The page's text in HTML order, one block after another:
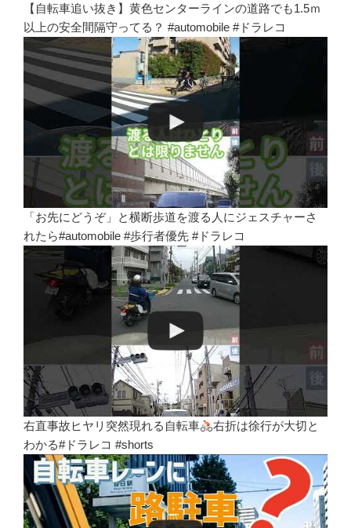
【自転車追い抜き】黄色センターラインの道路でも1.5ｍ
以上の安全間隔守ってる？ #automobile #ドラレコ
「お先にどうぞ」と横断歩道を渡る人にジェスチャーさ
れたら#automobile #歩行者優先 #ドラレコ
右直事故ヒヤリ突然現れる自転車
右折は徐行が大切と
わかる#ドラレコ #shorts